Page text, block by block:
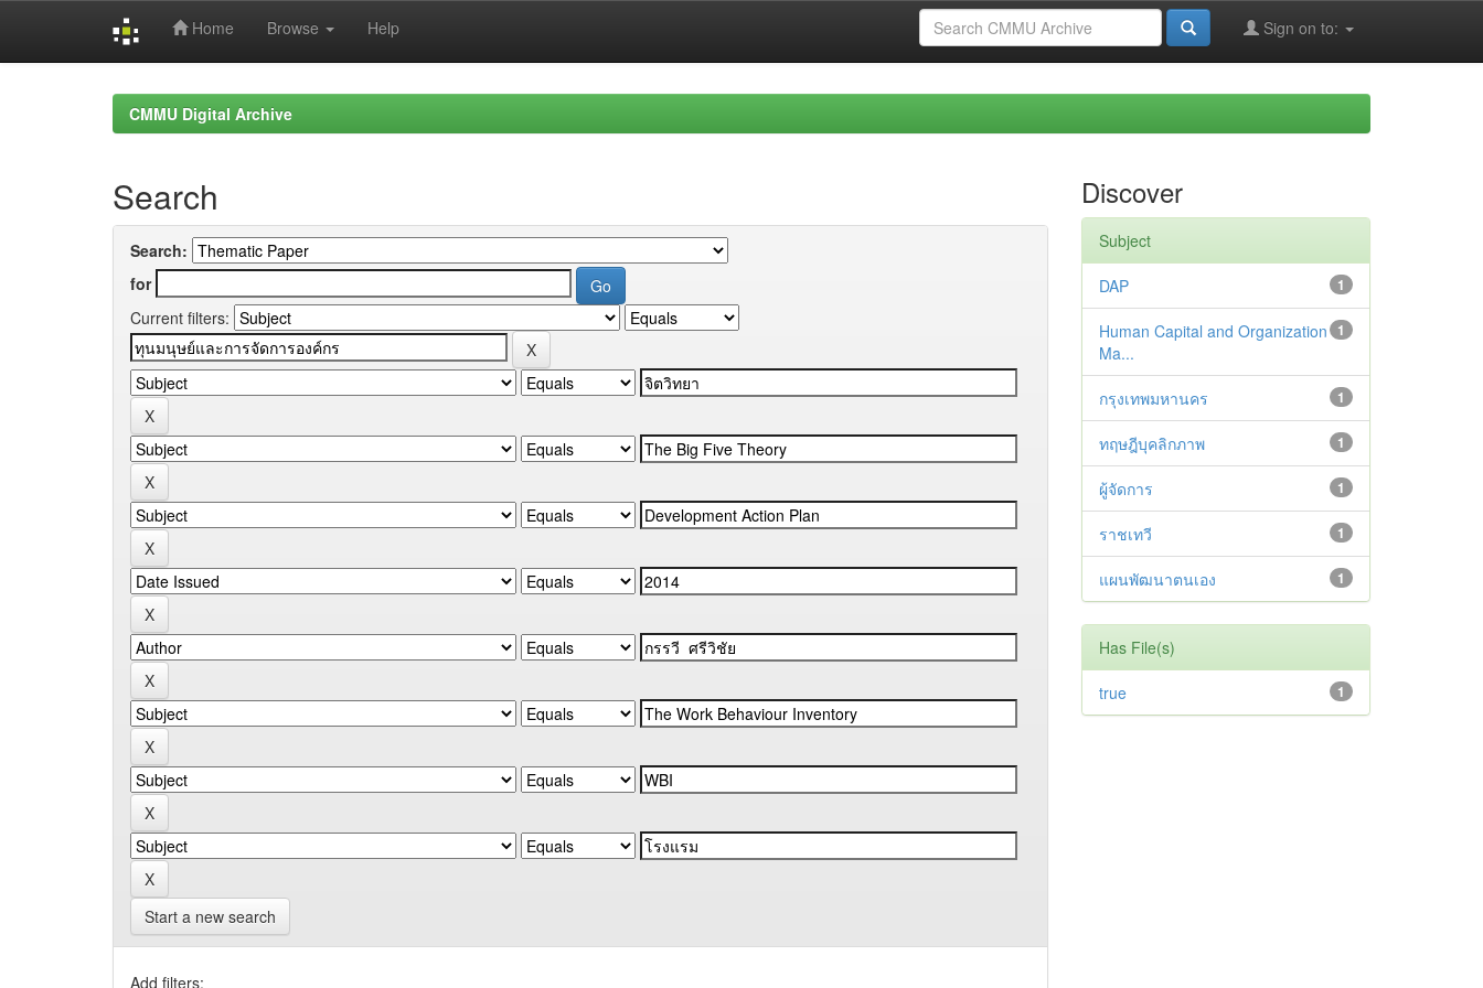
Home Browse Help Sign on to:
CMMU Digital Archive
Search
Search:
for
Current filters:
Start a new search
Add filters:
Discover
Subject
1
DAP
1
Human Capital and Organization
Ma...
1
กรุงเทพมหานคร
1
ทฤษฎีบุคลิกภาพ
1
ผู้จัดการ
1
ราชเทวี
1
แผนพัฒนาตนเอง
Has File(s)
1
true